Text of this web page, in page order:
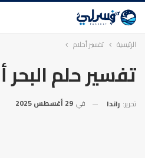
الرئيسية تفسير أحلام
تفسير حلم البحر
تحرير: راندا في 29 أغسطس 2025